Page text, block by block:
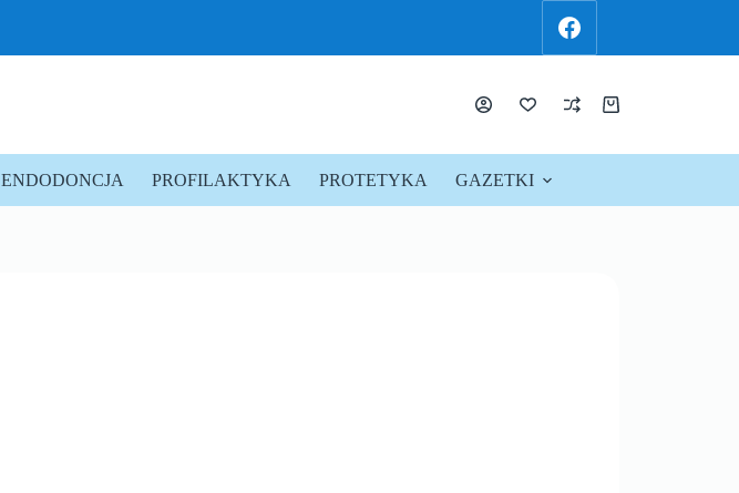
ENDODONCJA PROFILAKTYKA PROTETYKA GAZETKI